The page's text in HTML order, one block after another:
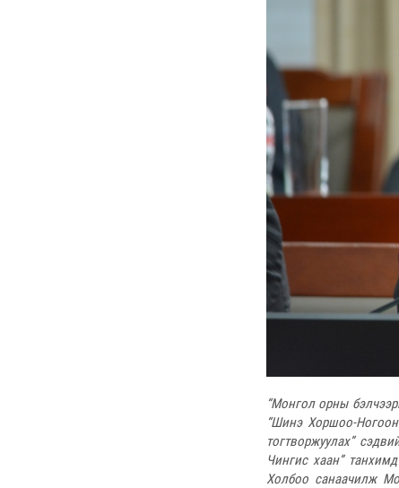
“Монгол орны
“Шинэ Хоршоо-
тогтворжуулах”
Чингис хаан”
Холбоо санаачилж